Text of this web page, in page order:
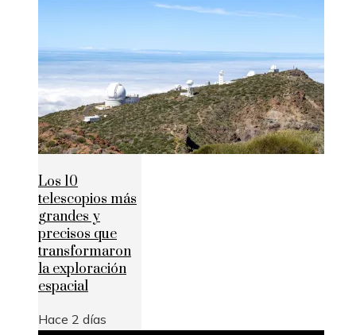
Los 10
telescopios más
grandes y
precisos que
transformaron
la exploración
espacial
Hace 2 días